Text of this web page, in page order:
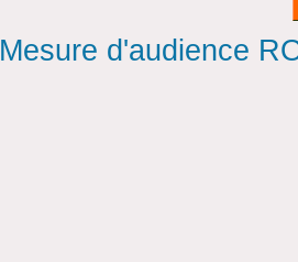
Mesure d'audience